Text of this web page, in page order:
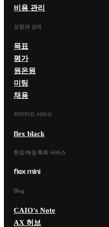
비용 관리
성장과 성과
목표
평가
원온원
미팅
채용
리미티드 서비스
flex black
현장/매장 특화 서비스
Blog
CAIO's Note
AX 허브